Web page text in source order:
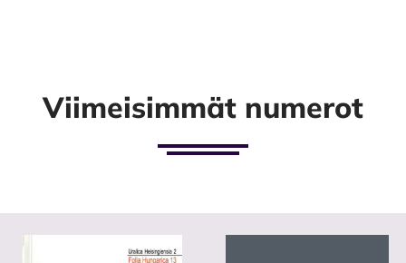
Viimeisimmät numerot